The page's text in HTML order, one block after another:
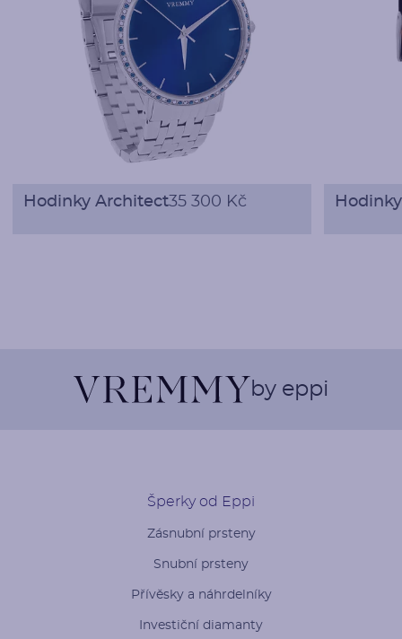
Hodinky Architect35 300 Kč
by eppi
Šperky od Eppi
Zásnubní prsteny
Snubní prsteny
Přívěsky a náhrdelníky
Investiční diamanty